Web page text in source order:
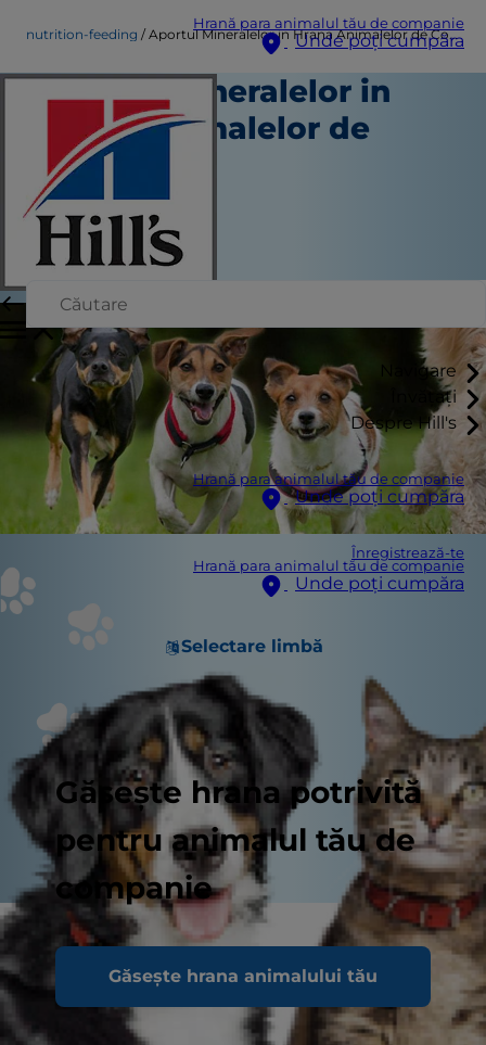
Hrană para animalul tău de companie
Unde poți cumpăra
Navigare
Învățați
Despre Hill's
Hrană para animalul tău de companie
Unde poți cumpăra
Înregistrează-te
Hrană para animalul tău de companie
Unde poți cumpăra
Selectare limbă
Găsește hrana potrivită
pentru animalul tău de
companie
Găsește hrana animalului tău
nutrition-feeding Aportul Mineralelor in Hrana Animalelor de Companie
Aportul Mineralelor in
Hrana Animalelor de
Companie
Nutriție și hrănire
Staff Author
Ianuarie 05, 2015
Minerale individuale
CALCIU ȘI FOSFOR